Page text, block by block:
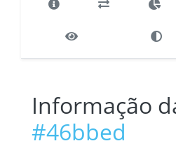
Informação
#46bbed